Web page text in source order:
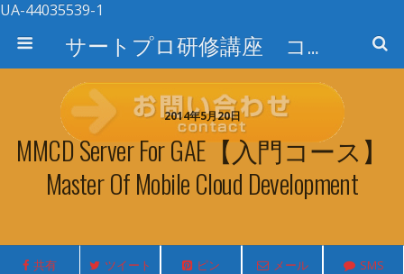
UA-44035539-1
サートプロ研修講座 コース検索
2014年5月20日
MMCD Server For GAE【入門コース】
Master Of Mobile Cloud Development
共有 ツイート ピン メール SMS